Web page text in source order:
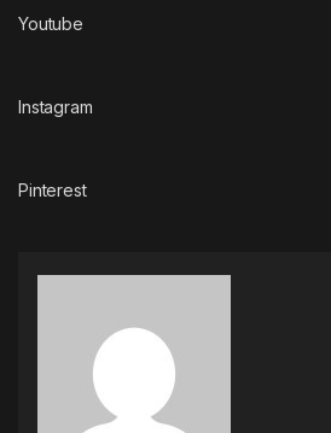
Youtube
Instagram
Pinterest